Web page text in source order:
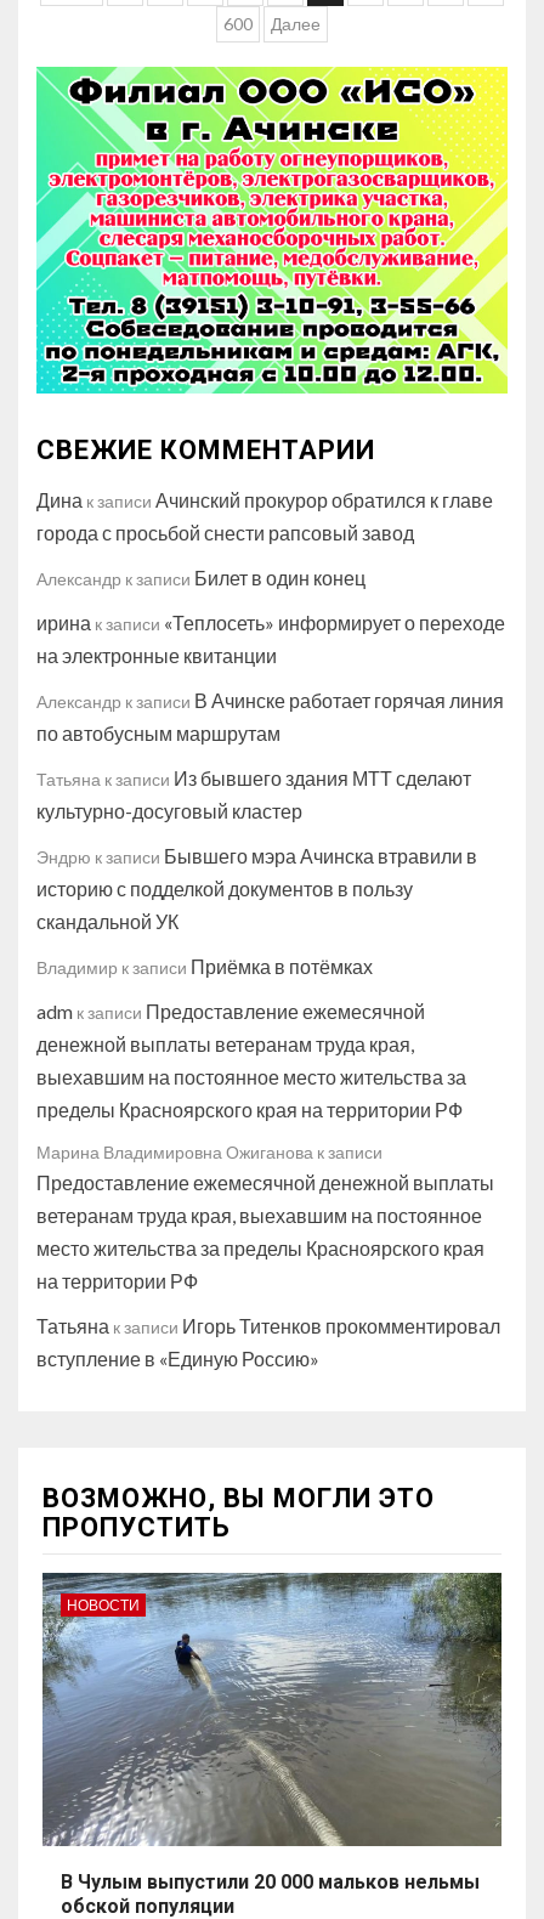
600
Далее
СВЕЖИЕ КОММЕНТАРИИ
Дина к записи Ачинский прокурор обратился к главе
города с просьбой снести рапсовый завод
Александр к записи Билет в один конец
ирина к записи «Теплосеть» информирует о переходе
на электронные квитанции
Александр к записи В Ачинске работает горячая линия
по автобусным маршрутам
Татьяна к записи Из бывшего здания МТТ сделают
культурно-досуговый кластер
Эндрю к записи Бывшего мэра Ачинска втравили в
историю с подделкой документов в пользу
скандальной УК
Владимир к записи Приёмка в потёмках
adm к записи Предоставление ежемесячной
денежной выплаты ветеранам труда края,
выехавшим на постоянное место жительства за
пределы Красноярского края на территории РФ
Марина Владимировна Ожиганова к записи
Предоставление ежемесячной денежной выплаты
ветеранам труда края, выехавшим на постоянное
место жительства за пределы Красноярского края
на территории РФ
Татьяна к записи Игорь Титенков прокомментировал
вступление в «Единую Россию»
ВОЗМОЖНО, ВЫ МОГЛИ ЭТО
ПРОПУСТИТЬ
НОВОСТИ
В Чулым выпустили 20 000 мальков нельмы
обской популяции